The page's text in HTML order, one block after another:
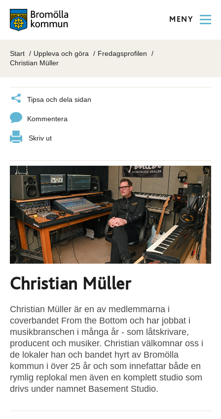
MENY
Start Uppleva och göra
Fredagsprofilen
Christian Müller
Tipsa och dela sidan
Kommentera
Skriv ut
Christian Müller
Christian Müller är en av medlemmarna i
coverbandet From the Bottom och har jobbat i
musikbranschen i många år - som låtskrivare,
producent och musiker. Christian välkomnar oss i
de lokaler han och bandet hyrt av Bromölla
kommun i över 25 år och som innefattar både en
rymlig replokal men även en komplett studio som
drivs under namnet Basement Studio.